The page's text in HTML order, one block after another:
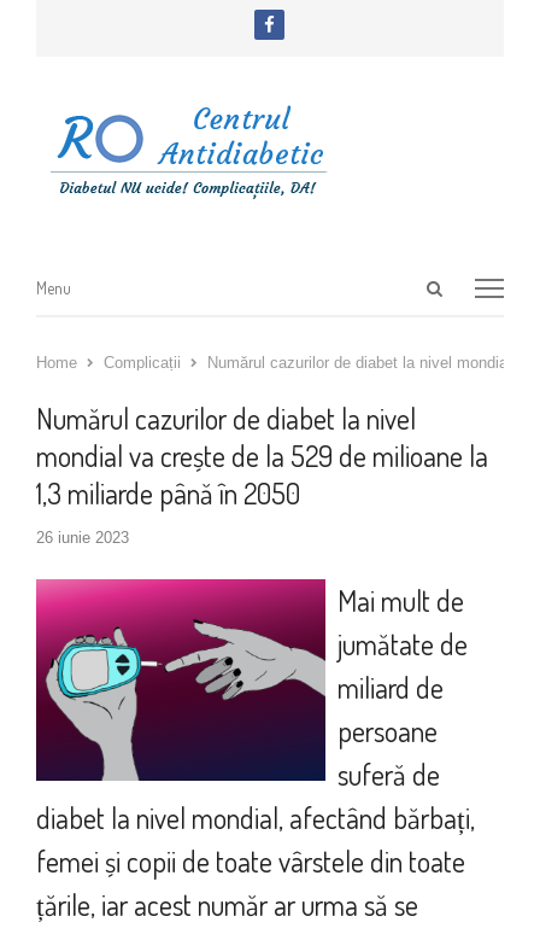
Open
Menu
Menu
Home Complicații Numărul cazurilor de diabet la nivel mondial
Numărul cazurilor de diabet la nivel
mondial va crește de la 529 de milioane la
1,3 miliarde până în 2050
26 iunie 2023
Mai mult de
jumătate de
miliard de
persoane
suferă de
diabet la nivel mondial, afectând bărbați,
femei și copii de toate vârstele din toate
țările, iar acest număr ar urma să se